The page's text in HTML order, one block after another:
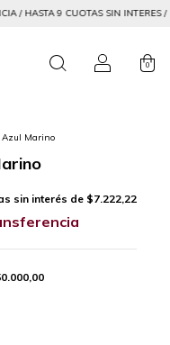
/ ENVIO GRATIS
0
Azul Marino
sin interés de $7.222,22